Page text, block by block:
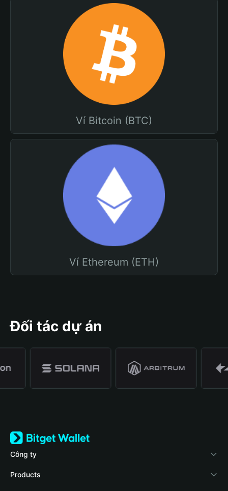
Ví Bitcoin (BTC)
Ví Ethereum (ETH)
Đối tác dự án
Công ty
Về Bitget Wallet
Products